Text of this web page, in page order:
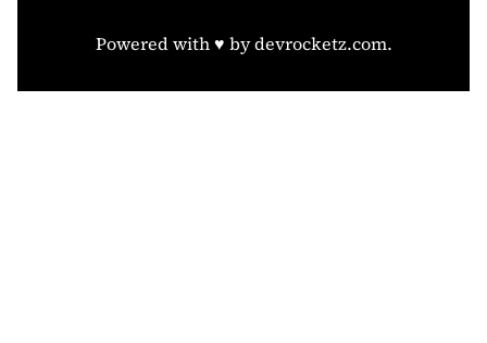
Powered with ♥️ bydevrocketz.com.